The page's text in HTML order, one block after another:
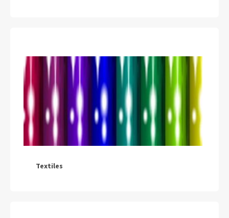
Textiles